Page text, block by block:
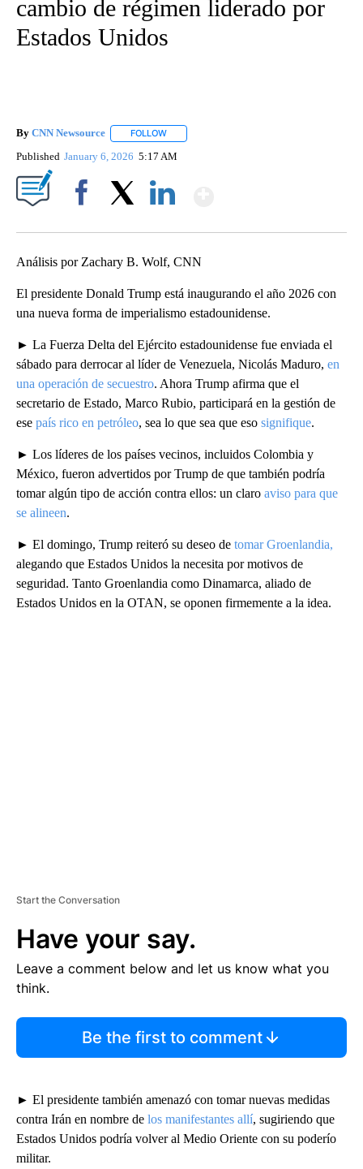
cambio de régimen liderado por
Estados Unidos
By CNN Newsource FOLLOW
Published January 6, 2026 5:17 AM
Análisis por Zachary B. Wolf, CNN
El presidente Donald Trump está inaugurando el año 2026 con
una nueva forma de imperialismo estadounidense.
► La Fuerza Delta del Ejército estadounidense fue enviada el
sábado para derrocar al líder de Venezuela, Nicolás Maduro, en
una operación de secuestro. Ahora Trump afirma que el
secretario de Estado, Marco Rubio, participará en la gestión de
ese país rico en petróleo, sea lo que sea que eso signifique.
► Los líderes de los países vecinos, incluidos Colombia y
México, fueron advertidos por Trump de que también podría
tomar algún tipo de acción contra ellos: un claro aviso para que
se alineen.
► El domingo, Trump reiteró su deseo de tomar Groenlandia,
alegando que Estados Unidos la necesita por motivos de
seguridad. Tanto Groenlandia como Dinamarca, aliado de
Estados Unidos en la OTAN, se oponen firmemente a la idea.
Start the Conversation
Have your say.
Leave a comment below and let us know what you
think.
Be the first to comment
► El presidente también amenazó con tomar nuevas medidas
contra Irán en nombre de los manifestantes allí, sugiriendo que
Estados Unidos podría volver al Medio Oriente con su poderío
militar.